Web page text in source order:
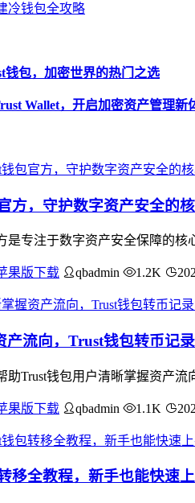
冷钱包全攻略
钱包，加密世界的热门之选
Wallet，开启加密资产管理新
方，守护数字资产安全的
是专注于数字资产安全保障的
果版下载 qbadmin 1.2K
产流向，Trust钱包转币记
助Trust钱包用户清晰掌握资产
果版下载 qbadmin 1.1K
移全教程，新手也能快速